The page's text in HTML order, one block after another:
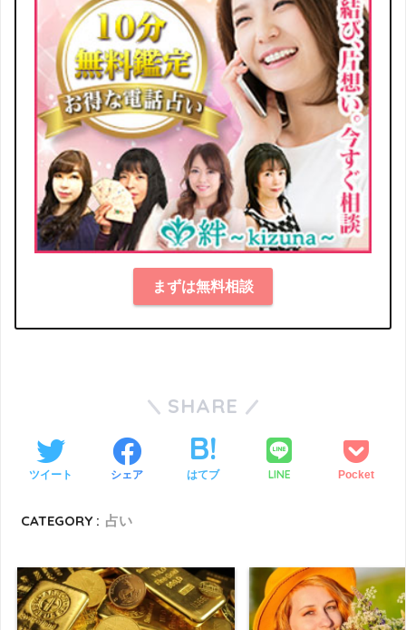
まずは無料相談
SHARE
ツイート シェア はてブ LINE Pocket
CATEGORY : 占い